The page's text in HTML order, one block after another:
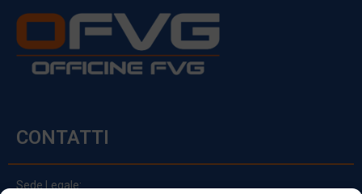
CONTATTI
Sede Legale: